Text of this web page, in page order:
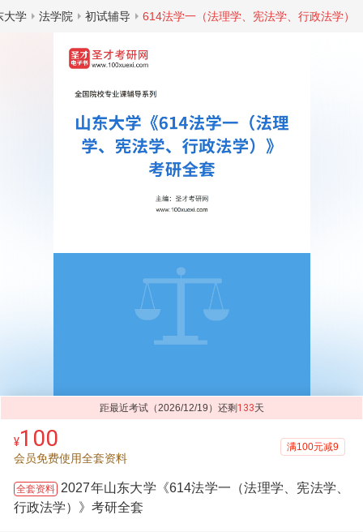
大学 法学院 初试辅导 614法学一（法理学、宪法学、行政法学）
距最近考试（2026/12/19）还剩 133天
¥100
会员免费使用全套资料
满100元减9
全套资料 2027年山东大学《614法学一（法理学、宪法学、
行政法学）》考研全套